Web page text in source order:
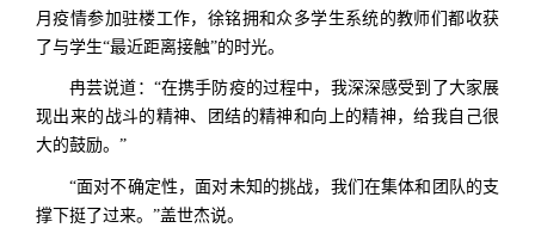
月疫情参加驻楼工作，徐铭拥和众多学生系统的教师们都收获
了与学生“最近距离接触”的时光。
冉芸说道：“在携手防疫的过程中，我深深感受到了大家展
现出来的战斗的精神、团结的精神和向上的精神，给我自己很
大的鼓励。”
“面对不确定性，面对未知的挑战，我们在集体和团队的支
撑下挺了过来。”盖世杰说。